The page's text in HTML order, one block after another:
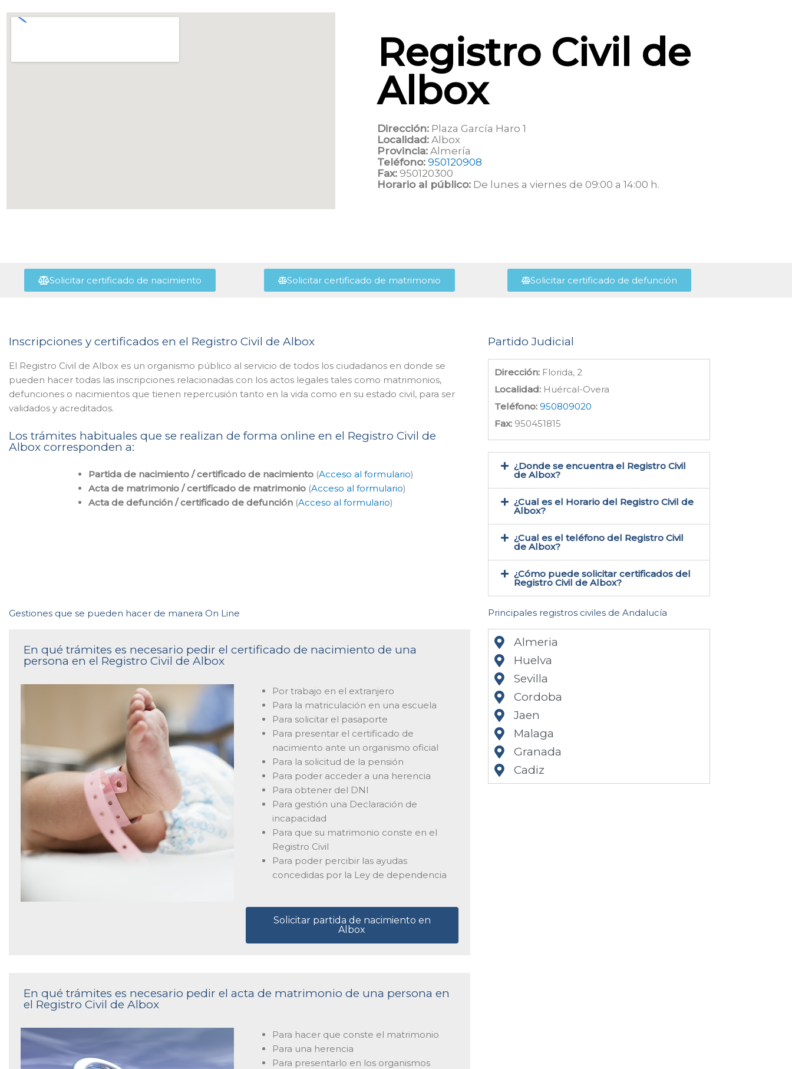
Registro Civil de
Albox
Dirección: Plaza García Haro 1
Localidad: Albox
Provincia: Almería
Teléfono: 950120908
Fax: 950120300
Horario al público: De lunes a viernes de 09:00 a 14:00 h.
Solicitar certificado de nacimiento Solicitar certificado de matrimonio Solicitar certificado de defunción
Inscripciones y certificados en el Registro Civil de Albox
El Registro Civil de Albox es un organismo público al servicio de todos los ciudadanos en donde se
pueden hacer todas las inscripciones relacionadas con los actos legales tales como matrimonios,
defunciones o nacimientos que tienen repercusión tanto en la vida como en su estado civil, para ser
validados y acreditados.
Los trámites habituales que se realizan de forma online en el Registro Civil de
Albox corresponden a:
Partida de nacimiento / certificado de nacimiento (Acceso al formulario)
Acta de matrimonio / certificado de matrimonio (Acceso al formulario)
Acta de defunción / certificado de defunción (Acceso al formulario)
Gestiones que se pueden hacer de manera On Line
En qué trámites es necesario pedir el certificado de nacimiento de una
persona en el Registro Civil de Albox
Por trabajo en el extranjero
Para la matriculación en una escuela
Para solicitar el pasaporte
Para presentar el certificado de
nacimiento ante un organismo oficial
Para la solicitud de la pensión
Para poder acceder a una herencia
Para obtener del DNI
Para gestión una Declaración de
incapacidad
Para que su matrimonio conste en el
Registro Civil
Para poder percibir las ayudas
concedidas por la Ley de dependencia
Solicitar partida de nacimiento en
Albox
En qué trámites es necesario pedir el acta de matrimonio de una persona en
el Registro Civil de Albox
Para hacer que conste el matrimonio
Para una herencia
Para presentarlo en los organismos
Partido Judicial
Dirección: Florida, 2
Localidad: Huércal-Overa
Teléfono: 950809020
Fax: 950451815
¿Donde se encuentra el Registro Civil
de Albox​?
¿Cual es el Horario del Registro Civil de
Albox?
¿Cual es el teléfono del Registro Civil
de Albox​?
¿Cómo puede solicitar certificados del
Registro Civil de Albox​?
Principales registros civiles de Andalucía
Almeria
Huelva
Sevilla
Cordoba
Jaen
Malaga
Granada
Cadiz